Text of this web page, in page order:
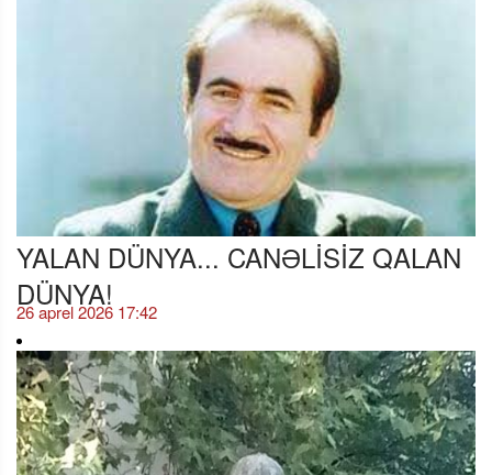
YALAN DÜNYA... CANƏLİSİZ QALAN
DÜNYA!
26 aprel 2026 17:42